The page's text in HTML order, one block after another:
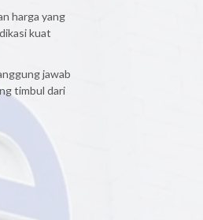
harga yang
kuat
jawab
timbul dari